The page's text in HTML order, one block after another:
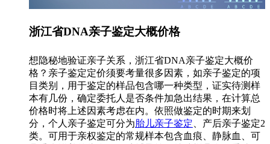
浙江省DNA亲子鉴定大概价格
想隐秘地验证亲子关系，浙江省DNA亲子鉴定大概价
格？亲子鉴定定价须要考量很多因素，如亲子鉴定的项
目类别，用于鉴定的样品包含哪一种类型，证实待测样
本有几份，确定委托人是否条件加急出结果，在计算总
价格时将上述因素考虑在内。依照做鉴定的时期来划
分，个人亲子鉴定可分为胎儿亲子鉴定 、产后亲子鉴定2
类。可用于亲权鉴定的常规样本包含血痕、静脉血、可